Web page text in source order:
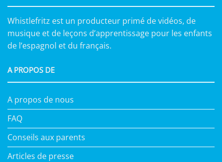
Whistlefritz est un producteur primé de vidéos, de
musique et de leçons d’apprentissage pour les enfants
de l’espagnol et du français.
A PROPOS DE
A propos de nous
FAQ
Conseils aux parents
Articles de presse